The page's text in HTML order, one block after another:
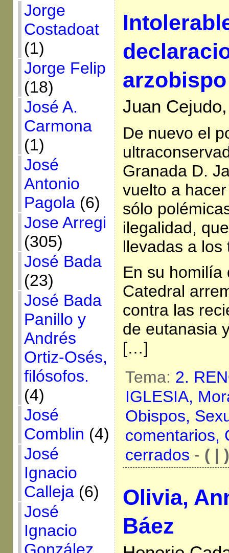
Jorge
Costadoat
(1)
Jorge Felip
(18)
José A.
Carmona
(1)
José
Antonio
Pagola(6)
Jose Arregi
(305)
José Bada
(23)
José Bada
Panillo y
Andrés
Ortiz-Osés,
filósofos.
(4)
José
Comblin (4)
José
Ignacio
Calleja(6)
José
Ignacio
Juan
De nuevo el
Granada D.
vuelto a
sólo
ilegalidad,
llevadas a los
En su homilía
Catedral
contra las
de eutanasia
[…]
Tema: 2.
IGLESIA,
Obispos,
comentarios,
cerrados - ( | )
Olivia,
Báez